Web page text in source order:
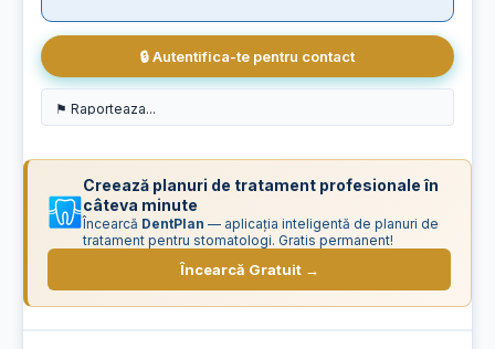
🔒 Autentifica-te pentru contact
Creează planuri de tratament profesionale în
câteva minute
Încearcă DentPlan — aplicația inteligentă de planuri de
tratament pentru stomatologi. Gratis permanent!
Încearcă Gratuit →